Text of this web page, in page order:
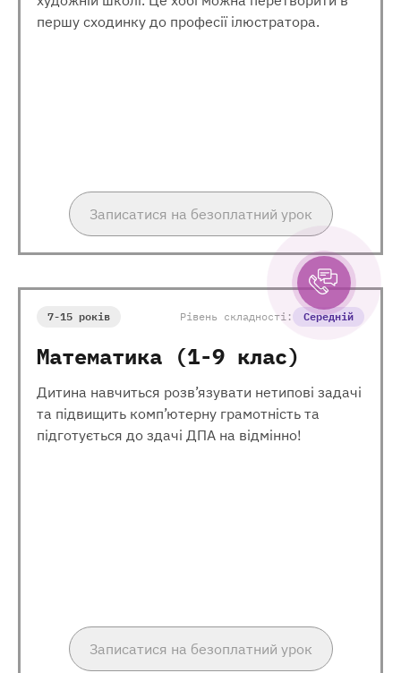
першу сходинку до професії ілюстратора.
Записатися на безоплатний урок
7-15 років Рівень складності: Середній
Математика (1-9 клас)
Дитина навчиться розв’язувати нетипові задачі
та підвищить комп’ютерну грамотність та
підготується до здачі ДПА на відмінно!
Записатися на безоплатний урок